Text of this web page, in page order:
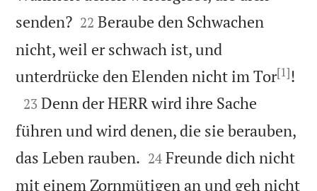
senden?
22 Beraube den Schwachen
nicht, weil er schwach ist, und
unterdrücke den Elenden nicht im Tor[1]!

23 Denn der HERR wird ihre Sache
führen und wird denen, die sie berauben,
das Leben rauben. 

24 Freunde dich nicht
mit einem Zornmütigen an und geh nicht